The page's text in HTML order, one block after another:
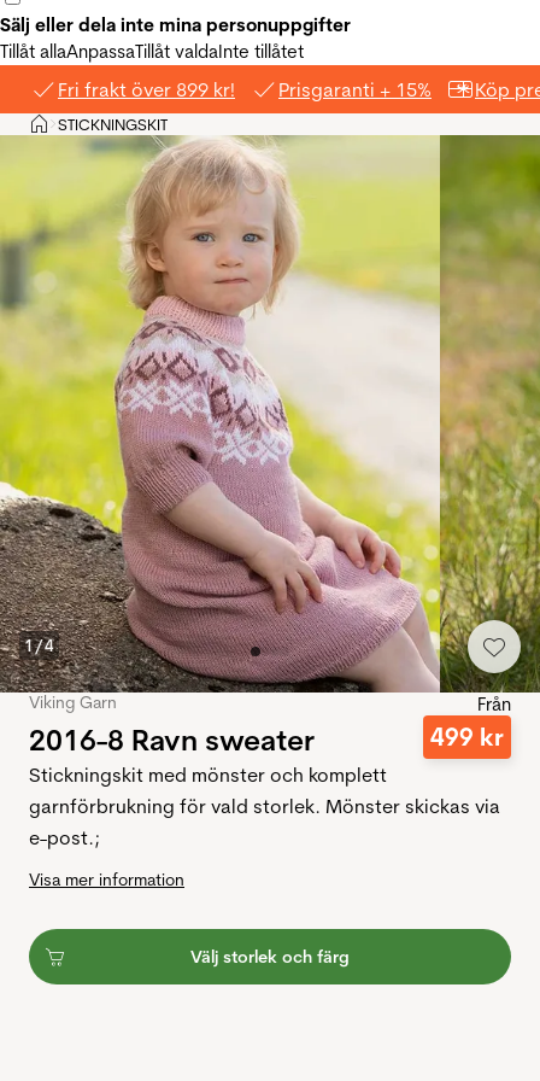
Sälj eller dela inte mina personuppgifter
Tillåt allaAnpassaTillåt valdaInte tillåtet
Fri frakt över 899 kr! Prisgaranti + 15% Köp
Hem
>STICKNINGSKIT
1/4
Viking Garn
2016-8 Ravn sweater
Från
499 kr
Stickningskit med mönster och komplett
garnförbrukning för vald storlek. Mönster skickas via
e-post.;
Visa mer information
Välj storlek och färg